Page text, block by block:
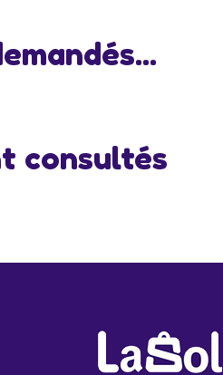
consultés